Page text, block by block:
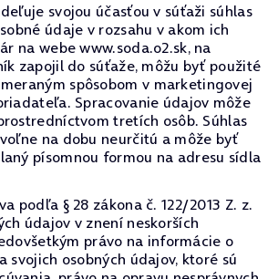
svojou účasťou v súťaži súhlas
údaje v rozsahu v akom ich
na webe www.soda.o2.sk, na
zapojil do súťaže, môžu byť použité
spôsobom v marketingovej
Spracovanie údajov môže
tretích osôb. Súhlas
na dobu neurčitú a môže byť
písomnou formou na adresu sídla
podľa § 28 zákona č. 122/2013 Z. z.
údajov v znení neskorších
právo na informácie o
svojich osobných údajov, ktoré sú